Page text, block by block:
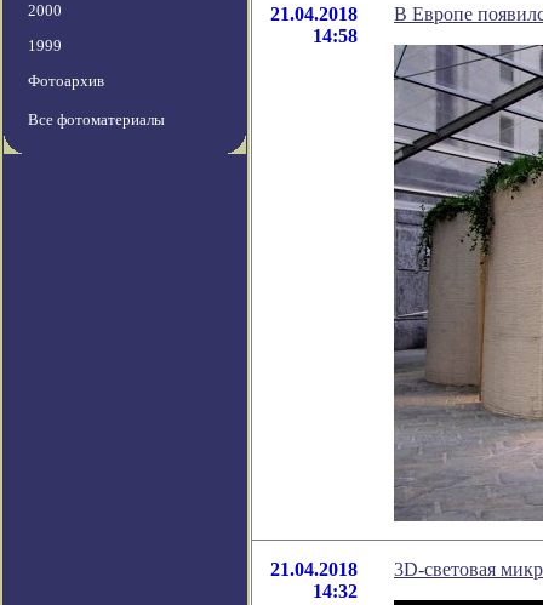
2000
1999
Фотоархив
Все фотоматериалы
21.04.2018
14:58
В Европе
21.04.2018
14:32
3D-световая